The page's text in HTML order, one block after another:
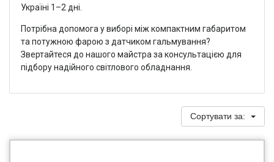
Україні 1–2 дні.
Потрібна допомога у виборі між компактним габаритом
та потужною фарою з датчиком гальмування?
Звертайтеся до нашого майстра за консультацією для
підбору надійного світлового обладнання.
Сортувати за: